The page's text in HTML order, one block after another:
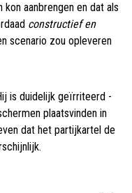
aanbrengen en dat als
constructief en
scenario zou opleveren
is duidelijk geïrriteerd -
plaatsvinden in
dat het partijkartel de